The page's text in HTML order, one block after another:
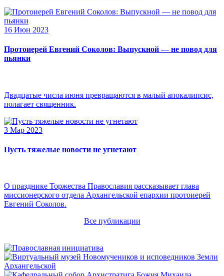
16 Июн 2023
Протоиерей Евгений Соколов: Выпускной — не повод для
пьянки
Двадцатые числа июня превращаются в малый апокалипсис,
полагает священник.
3 Мар 2023
Пусть тяжелые новости не угнетают
О празднике Торжества Православия рассказывает глава
миссионерского отдела Архангельской епархии протоиерей
Евгений Соколов.
Все публикации